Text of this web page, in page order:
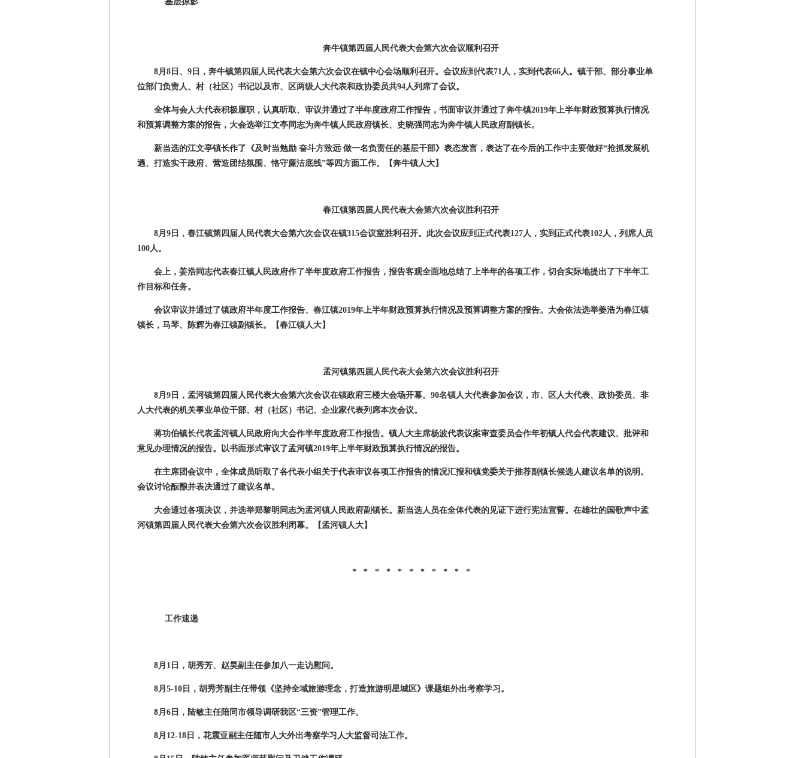
奔牛镇第四届人民代表大会第六次会议顺利召开
8月8 日、9 日，奔牛镇第四届人民代表大会第六次会议在镇中心会场顺利召开。会议应到代表71人，实到代表66人。镇干部、部分事业单
位部门负责人、村（社区）书记以及市、区两级人大代表和政协委员共94人列席了会议。
全体与会人大代表积极履职，认真听取、审议并通过了半年度政府工作报告，书面审议并通过了奔牛镇2019年上半年财政预算执行情况
和预算调整方案的报告，大会选举江文亭同志为奔牛镇人民政府镇长、史晓强同志为奔牛镇人民政府副镇长。
新当选的江文亭镇长作了《及时当勉励 奋斗方致远 做一名负责任的基层干部》表态发言，表达了在今后的工作中主要做好“抢抓发展机
遇、打造实干政府、营造团结氛围、恪守廉洁底线”等四方面工作。
【奔牛镇人大】
春江镇第四届人民代表大会第六次会议胜利召开
8月9 日，春江镇第四届人民代表大会第六次会议在镇315会议室胜利召开。此次会议应到正式代表127人，实到正式代表102人，列席人员
100人。
会上，姜浩同志代表春江镇人民政府作了半年度政府工作报告，报告客观全面地总结了上半年的各项工作，切合实际地提出了下半年工
作目标和任务。
会议审议并通过了镇政府半年度工作报告、春江镇2019年上半年财政预算执行情况及预算调整方案的报告。大会依法选举姜浩为春江镇
镇长，马琴、陈辉为春江镇副镇长。 【春江镇人大】
孟河镇第四届人民代表大会第六次会议胜利召开
8月9 日，孟河镇第四届人民代表大会第六次会议在镇政府三楼大会场开幕。90名镇人大代表参加会议，市、区人大代表、政协委员、非
人大代表的机关事业单位干部、村（社区）书记、企业家代表列席本次会议。
蒋功伯镇长代表孟河镇人民政府向大会作半年度政府工作报告。镇人大主席杨波代表议案审查委员会作年初镇人代会代表建议、批评和
意见办理情况的报告。以书面形式审议了孟河镇2019年上半年财政预算执行情况的报告。
在主席团会议中，全体成员听取了各代表小组关于代表审议各项工作报告的情况汇报和镇党委关于推荐副镇长候选人建议名单的说明。
会议讨论酝酿并表决通过了建议名单。
大会通过各项决议，并选举郑黎明同志为孟河镇人民政府副镇长。新当选人员在全体代表的见证下进行宪法宣誓。在雄壮的国歌声中孟
河镇第四届人民代表大会第六次会议胜利闭幕。
【孟河镇人大】
* * * * * * * * * * *
工作速递
8月 1 日，胡秀芳、赵昊副主任参加八一走访慰问。
8月5-10 日，胡秀芳副主任带领《坚持全域旅游理念，打造旅游明星城区》课题组外出考察学习。
8月6 日，陆敏主任陪同市领导调研我区“三资”管理工作。
8月 12-18 日，花震亚副主任随市人大外出考察学习人大监督司法工作。